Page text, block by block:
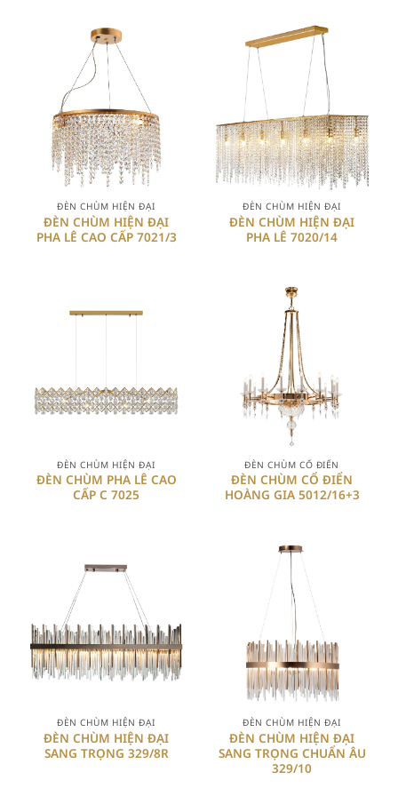
ĐÈN CHÙM HIỆN ĐẠI
ĐÈN CHÙM HIỆN ĐẠI
PHA LÊ CAO CẤP 7021/3
ĐÈN CHÙM HIỆN ĐẠI
ĐÈN CHÙM HIỆN ĐẠI
PHA LÊ 7020/14
ĐÈN CHÙM HIỆN ĐẠI
ĐÈN CHÙM PHA LÊ CAO
CẤP C 7025
ĐÈN CHÙM CỔ ĐIỂN
ĐÈN CHÙM CỔ ĐIỂN
HOÀNG GIA 5012/16+3
ĐÈN CHÙM HIỆN ĐẠI
ĐÈN CHÙM HIỆN ĐẠI
SANG TRỌNG 329/8R
ĐÈN CHÙM HIỆN ĐẠI
ĐÈN CHÙM HIỆN ĐẠI
SANG TRỌNG CHUẨN ÂU
329/10